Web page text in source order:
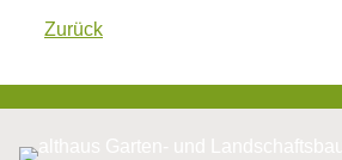
Zurück